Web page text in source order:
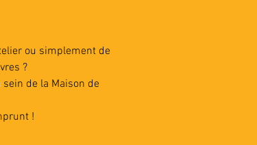
ou simplement de
?
de la Maison de
!